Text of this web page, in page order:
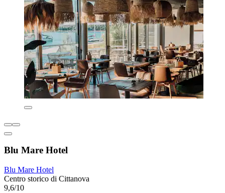
Blu Mare Hotel
Blu Mare Hotel
Centro storico di Cittanova
9,6/10